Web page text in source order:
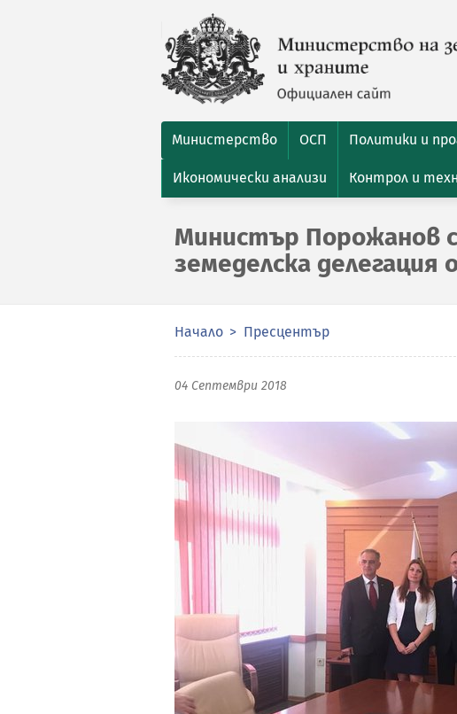
Министерство ОСП Политики и
Икономически анализи Контрол и
Министър Порожанов
земеделска делегация
Начало Пресцентър
04 Септември 2018